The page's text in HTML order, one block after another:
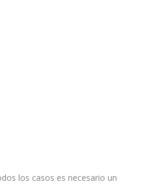
los casos es necesario un